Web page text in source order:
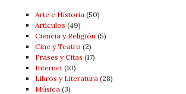
Arte e Historia (50)
Artí­culos (49)
Ciencia y Religión (5)
Cine y Teatro (2)
Frases y Citas (17)
Internet(10)
Libros y Literatura (28)
Música (3)